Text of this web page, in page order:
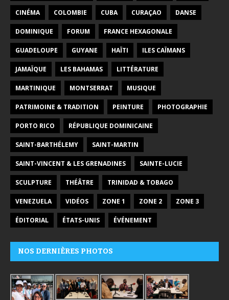
CINÉMA COLOMBIE CUBA CURAÇAO DANSE
DOMINIQUE FORUM FRANCE HEXAGONALE
GUADELOUPE GUYANE HAÏTI ILES CAÏMANS
JAMAÏQUE LES BAHAMAS LITTÉRATURE
MARTINIQUE MONTSERRAT MUSIQUE
PATRIMOINE & TRADITION PEINTURE PHOTOGRAPHIE
PORTO RICO RÉPUBLIQUE DOMINICAINE
SAINT-BARTHÉLEMY SAINT-MARTIN
SAINT-VINCENT & LES GRENADINES SAINTE-LUCIE
SCULPTURE THÉÂTRE TRINIDAD & TOBAGO
VENEZUELA VIDÉOS ZONE 1 ZONE 2 ZONE 3
ÉDITORIAL ÉTATS-UNIS ÉVÉNEMENT
NOS DERNIÈRES PHOTOS